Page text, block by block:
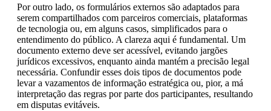
Por outro lado, os formulários externos são adaptados para
serem compartilhados com parceiros comerciais, plataformas
de tecnologia ou, em alguns casos, simplificados para o
entendimento do público. A clareza aqui é fundamental. Um
documento externo deve ser acessível, evitando jargões
jurídicos excessivos, enquanto ainda mantém a precisão legal
necessária. Confundir esses dois tipos de documentos pode
levar a vazamentos de informação estratégica ou, pior, a má
interpretação das regras por parte dos participantes, resultando
em disputas evitáveis.